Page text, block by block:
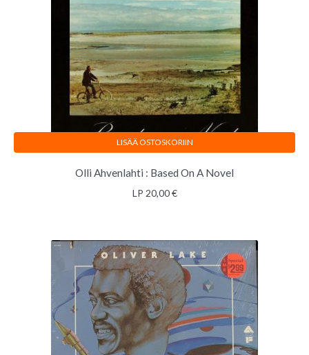
Olli Ahvenlahti : Based On A Novel
LP 20,00€
LISÄÄ OSTOSKORIIN